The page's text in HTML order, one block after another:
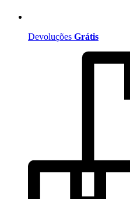
Devoluções Grátis